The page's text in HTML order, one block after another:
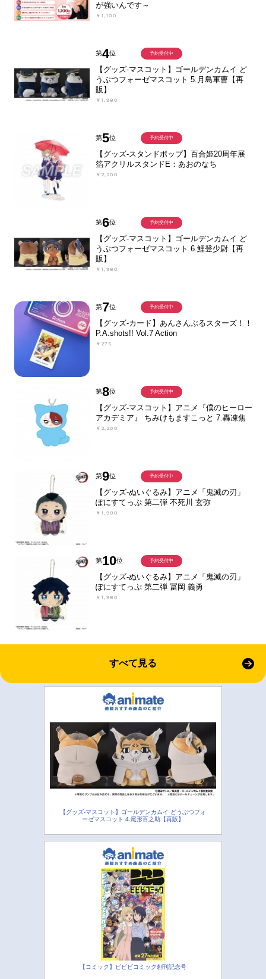
が強いんです～
￥1,100
第4位
【グッズ-マスコット】ゴールデンカムイ ど
うぶつフォーゼマスコット 5.月島軍曹【再
販】
￥1,980
予約受付中
第5位
【グッズ-スタンドポップ】百合姫20周年展
箔アクリルスタンドE：あおのなち
￥2,200
予約受付中
第6位
【グッズ-マスコット】ゴールデンカムイ ど
うぶつフォーゼマスコット 6.鯉登少尉【再
販】
￥1,980
予約受付中
第7位
【グッズ-カード】あんさんぶるスターズ！！
P.A.shots!! Vol.7 Action
￥275
予約受付中
第8位
【グッズ-マスコット】アニメ『僕のヒーロー
アカデミア』 ちみけもますこっと 7.轟凍焦
￥2,200
予約受付中
第9位
【グッズ-ぬいぐるみ】アニメ「鬼滅の刃」
ぽにすてっぷ 第二弾 不死川 玄弥
￥1,980
予約受付中
第10位
【グッズ-ぬいぐるみ】アニメ「鬼滅の刃」
ぽにすてっぷ 第二弾 冨岡 義勇
￥1,980
予約受付中
すべて見る
【グッズ-マスコット】ゴールデンカムイ どうぶつフォ
ーゼマスコット 4.尾形百之助【再販】
【コミック】ビビビコミック創刊記念号